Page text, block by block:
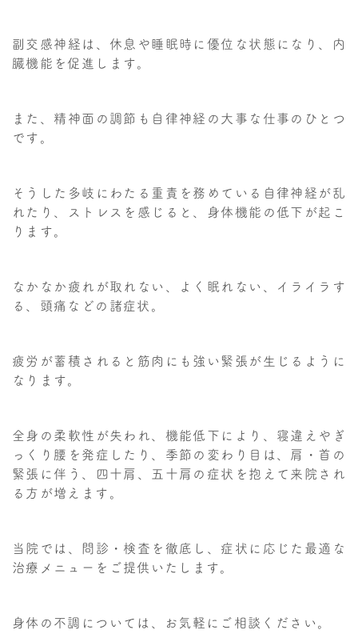
副交感神経は、休息や睡眠時に優位な状態になり、内
臓機能を促進します。
また、精神面の調節も自律神経の大事な仕事のひとつ
です。
そうした多岐にわたる重責を務めている自律神経が乱
れたり、ストレスを感じると、身体機能の低下が起こ
ります。
なかなか疲れが取れない、よく眠れない、イライラす
る、頭痛などの諸症状。
疲労が蓄積されると筋肉にも強い緊張が生じるように
なります。
全身の柔軟性が失われ、機能低下により、寝違えやぎ
っくり腰を発症したり、季節の変わり目は、肩・首の
緊張に伴う、四十肩、五十肩の症状を抱えて来院され
る方が増えます。
当院では、問診・検査を徹底し、症状に応じた最適な
治療メニューをご提供いたします。
身体の不調については、お気軽にご相談ください。